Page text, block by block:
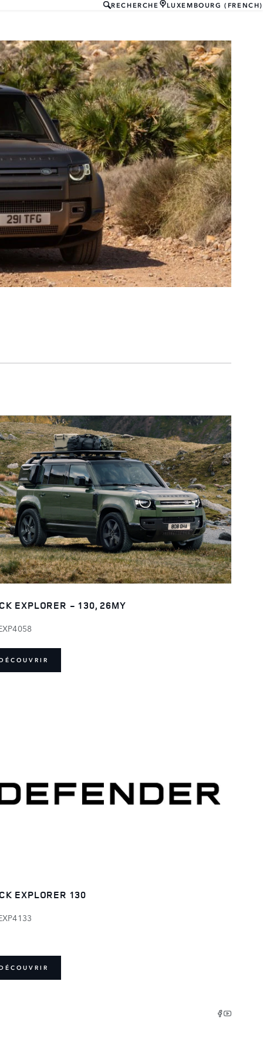
RECHERCHE LUXEMBOURG (FRENCH)
EXPLORER - 130, 26MY
EXPLORER 130